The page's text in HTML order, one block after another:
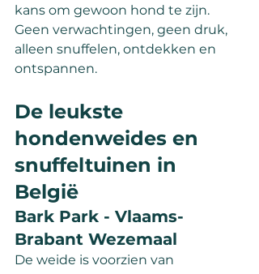
kans om gewoon hond te zijn.
Geen verwachtingen, geen druk,
alleen snuffelen, ontdekken en
ontspannen.
De leukste
hondenweides en
snuffeltuinen in
België
Bark Park - Vlaams-
Brabant Wezemaal
De weide is voorzien van